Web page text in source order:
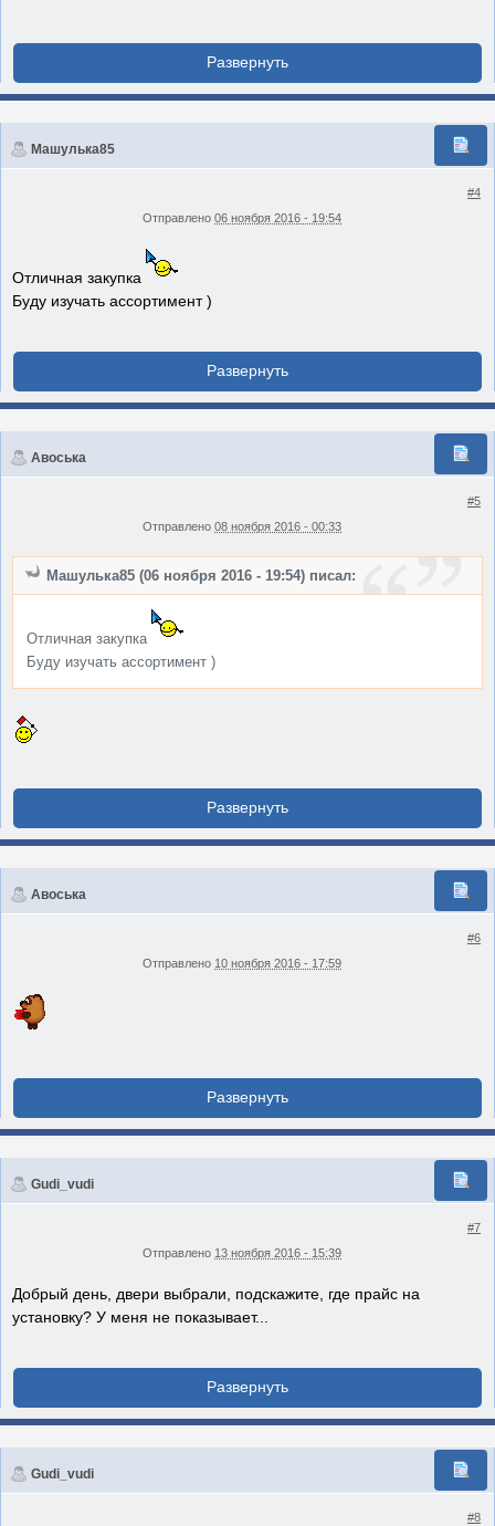
Машулька85
#4
Отправлено 06 ноября 2016 - 19:54
Отличная закупка
Буду изучать ассортимент )
Авоська
#5
Отправлено 08 ноября 2016 - 00:33
Машулька85 (06 ноября 2016 - 19:54) писал:
Отличная закупка
Буду изучать ассортимент )
Авоська
#6
Отправлено 10 ноября 2016 - 17:59
Gudi_vudi
#7
Отправлено 13 ноября 2016 - 15:39
Добрый день, двери выбрали, подскажите, где прайс на
установку? У меня не показывает...
Gudi_vudi
#8